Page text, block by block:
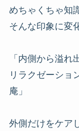
めちゃくちゃ知
そんな印象に変
「内側から溢
リラクゼーショ
庵」
外側だけをケア